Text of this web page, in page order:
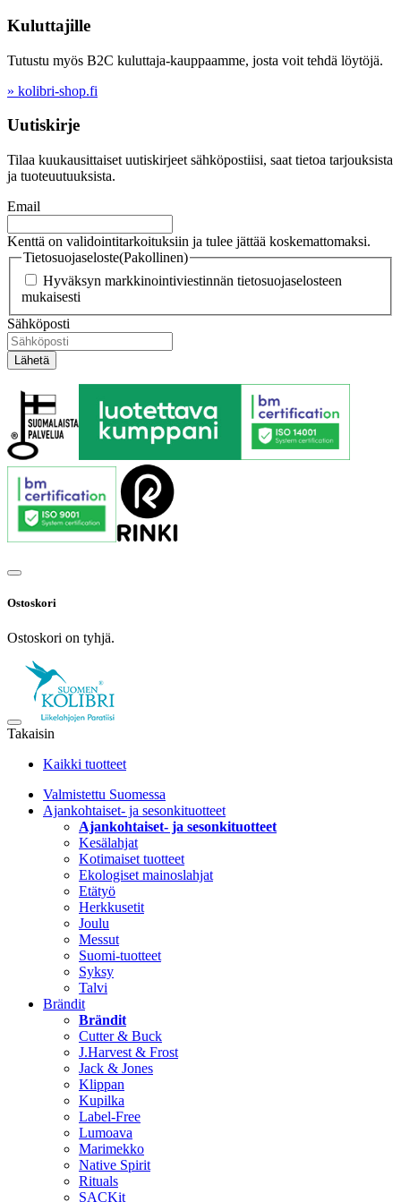
Kuluttajille
Tutustu myös B2C kuluttaja-kauppaamme, josta voit tehdä löytöjä.
» kolibri-shop.fi
Uutiskirje
Tilaa kuukausittaiset uutiskirjeet sähköpostiisi, saat tietoa tarjouksista
ja tuoteuutuuksista.
Email
Kenttä on validointitarkoituksiin ja tulee jättää koskemattomaksi.
Tietosuojaseloste(Pakollinen)
Hyväksyn markkinointiviestinnän tietosuojaselosteen
mukaisesti
Sähköposti
Ostoskori
Ostoskori on tyhjä.
Takaisin
Kaikki tuotteet
Valmistettu Suomessa
Ajankohtaiset- ja sesonkituotteet
Ajankohtaiset- ja sesonkituotteet
Kesälahjat
Kotimaiset tuotteet
Ekologiset mainoslahjat
Etätyö
Herkkusetit
Joulu
Messut
Suomi-tuotteet
Syksy
Talvi
Brändit
Brändit
Cutter & Buck
J.Harvest & Frost
Jack & Jones
Klippan
Kupilka
Label-Free
Lumoava
Marimekko
Native Spirit
Rituals
SACKit